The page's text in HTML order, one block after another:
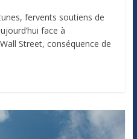
fervents soutiens de
face à
Street, conséquence de